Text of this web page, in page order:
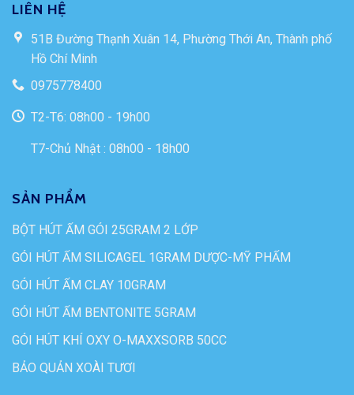
LIÊN HỆ
51B Đường Thạnh Xuân 14, Phường Thới An, Thành phố
Hồ Chí Minh
0975778400
T2-T6: 08h00 - 19h00
T7-Chủ Nhật : 08h00 - 18h00
SẢN PHẨM
BỘT HÚT ẨM GÓI 25GRAM 2 LỚP
GÓI HÚT ẨM SILICAGEL 1GRAM DƯỢC-MỸ PHẨM
GÓI HÚT ẨM CLAY 10GRAM
GÓI HÚT ẨM BENTONITE 5GRAM
GÓI HÚT KHÍ OXY O-MAXXSORB 50CC
BẢO QUẢN XOÀI TƯƠI